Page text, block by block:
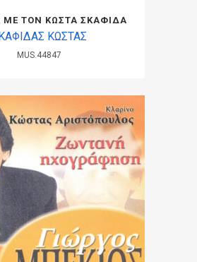
ΤΟΝ ΚΩΣΤΑ ΣΚΑΦΙΔΑ
ΚΩΣΤΑΣ
MUS.44847